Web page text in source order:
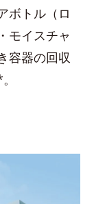
ボトル（ロ
モイスチャ
容器の回収